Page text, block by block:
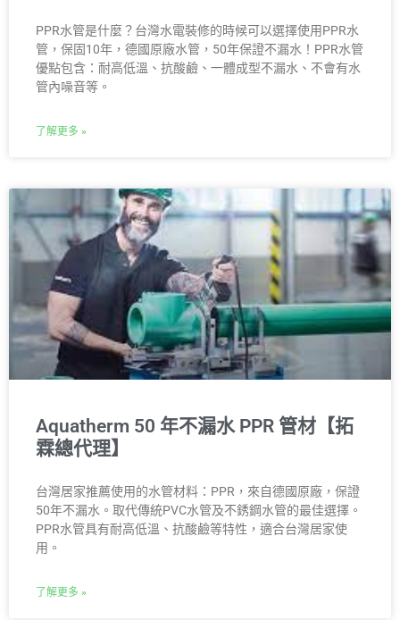
PPR水管是什麼？台灣水電裝修的時候可以選擇使用PPR水
管，保固10年，德國原廠水管，50年保證不漏水！PPR水管
優點包含：耐高低溫、抗酸鹼、一體成型不漏水、不會有水
管內噪音等。
了解更多 »
Aquatherm 50 年不漏水 PPR 管材【拓
霖總代理】
台灣居家推薦使用的水管材料：PPR，來自德國原廠，保證
50年不漏水。取代傳統PVC水管及不銹鋼水管的最佳選擇。
PPR水管具有耐高低溫、抗酸鹼等特性，適合台灣居家使
用。
了解更多 »